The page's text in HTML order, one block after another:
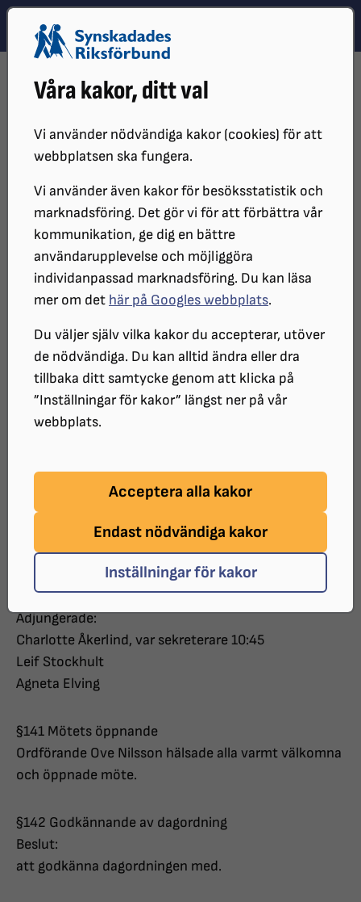
Våra kakor, ditt val
Vi använder nödvändiga kakor (cookies) för att
webbplatsen ska fungera.
Vi använder även kakor för besöksstatistik och
marknadsföring. Det gör vi för att förbättra vår
kommunikation, ge dig en bättre
användarupplevelse och möjliggöra
individanpassad marknadsföring. Du kan läsa
mer om det här på Googles webbplats.
Du väljer själv vilka kakor du accepterar, utöver
de nödvändiga. Du kan alltid ändra eller dra
tillbaka ditt samtycke genom att klicka på
”Inställningar för kakor” längst ner på vår
webbplats.
Acceptera alla kakor
Endast nödvändiga kakor
Inställningar för kakor
Hoppa till innehåll
Hoppa till hitta snabbt
DISTRIKT
SRF ÖREBRO LÄN OM SRF ÖREBRO
STYRELSEPROTOKOLL
SYNSKADADES RIKSFÖRBUND ÖREBRO
LÄNS STYRELSEMÖTE 2017-03-13
Protokoll
Art: Styrelsemöte
Datum: 2017-03-13
Tid: 09:00 – 11:30
Plats: Föreningarnas hus, Örebro
Ove Nilsson, ordförande
Roger Alexandersson
David Lindberg
Cecilia Ramstedt
Sandra Johansson, lämnade mötet 10:45
Adjungerade:
Charlotte Åkerlind, var sekreterare 10:45
Leif Stockhult
Agneta Elving
§141 Mötets öppnande
Ordförande Ove Nilsson hälsade alla varmt välkomna
och öppnade möte.
§142 Godkännande av dagordning
Beslut:
att godkänna dagordningen med.